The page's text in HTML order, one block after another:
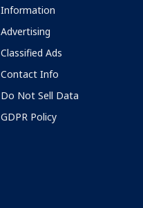
Information
Advertising
Classified Ads
Contact Info
Do Not Sell Data
GDPR Policy